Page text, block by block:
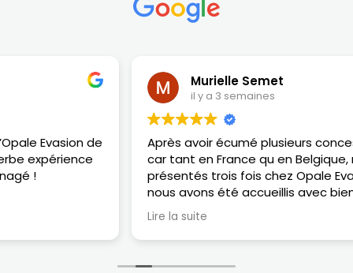
Murielle Semet
Après avoir écumé plusieurs concessions de camping
car tant en France qu en Belgique, nous nous sommes
présentés trois fois chez Opale Evasion. Chaque fois
nous avons été accueillis avec bienveillance par le
personnel mais surtout par Tom qui était notre
interlocuteur principal. Mention vraiment spéciale à
Tom pour sa gentillesse, sa serviabilité et son sourire.